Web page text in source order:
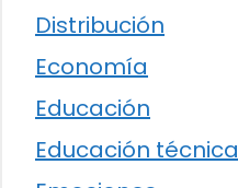
Distribución
Economía
Educación
Educación técnica